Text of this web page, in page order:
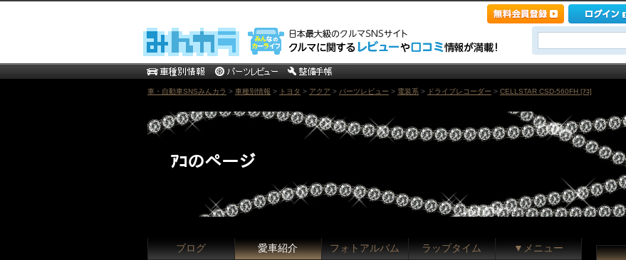
車・自動車SNSみんカラ > 車種別情報 > トヨタ > アクア > パーツレビュー > 電装系 > ドライブレコーダー > CELLSTAR CSD-560FH [ｱｺ]
ｱｺのページ
ブログ 愛車紹介 フォトアルバム ラップタイム ▼メニュー